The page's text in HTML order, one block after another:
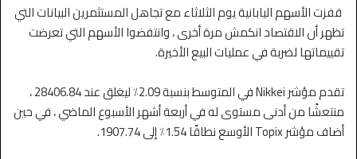
قفزت الأسهم اليابانية يوم الثلاثاء مع تجاهل المستثمرين البيانات التي
تظهر أن الاقتصاد انكمش مرة أخرى ، وانتفضوا الأسهم التي تعرضت
تقييماتها لضربة في عمليات البيع الأخيرة.
تقدم مؤشر Nikkei في المتوسط ​​بنسبة 2.09٪ ليغلق عند 28406.84 ،
منتعشًا من أدنى مستوى له في أربعة أشهر الأسبوع الماضي ، في حين
أضاف مؤشر Topix الأوسع نطاقًا 1.54٪ إلى 1907.74.